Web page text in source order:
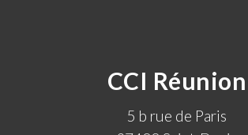
CCI Réunion
5 b rue de Paris